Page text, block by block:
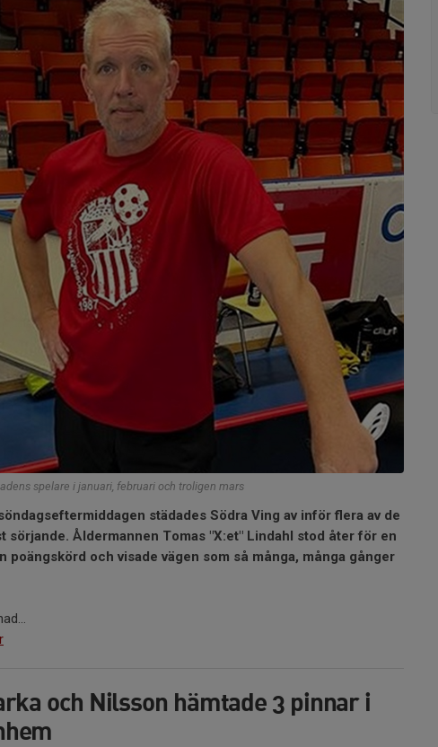
spelare i januari, februari och troligen mars
städades Södra Ving av inför flera av de
sörjande. Åldermannen Tomas "X:et" Lindahl stod åter för en
poängskörd och visade vägen som så många, många gånger
och Nilsson hämtade 3 pinnar i